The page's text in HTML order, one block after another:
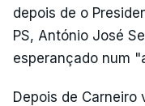
depois de o
PS, António José
esperançado num
Depois de